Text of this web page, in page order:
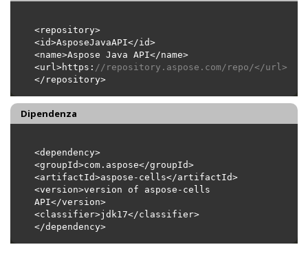
<url>https: //repository.aspose.com/repo/</url>
Dipendenza
<version>version of aspose-cells